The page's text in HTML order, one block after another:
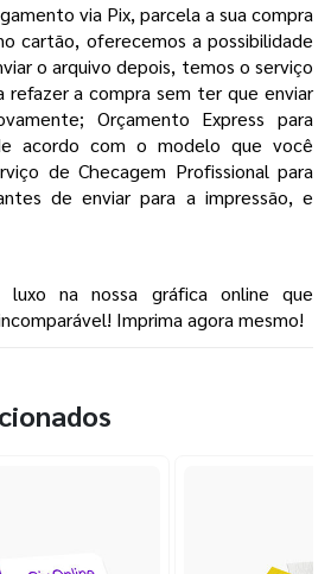
via Pix, parcela a sua compra
cartão, oferecemos a possibilidade
o arquivo depois, temos o serviço
refazer a compra sem ter que enviar
Orçamento Express para
acordo com o modelo que você
de Checagem Profissional para
de enviar para a impressão, e
na nossa gráfica online que
Imprima agora mesmo!